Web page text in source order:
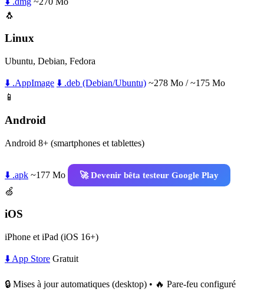
🐧
Linux
Ubuntu, Debian, Fedora
⬇️ .AppImage ⬇️ .deb (Debian/Ubuntu) ~278 Mo / ~175 Mo
📱
Android
Android 8+ (smartphones et tablettes)
⬇️ .apk ~177 Mo
🚀 Devenir bêta testeur Google Play
🍏
iOS
iPhone et iPad (iOS 16+)
⬇️ App Store Gratuit
🔒 Mises à jour automatiques (desktop) • 🔥 Pare-feu configuré